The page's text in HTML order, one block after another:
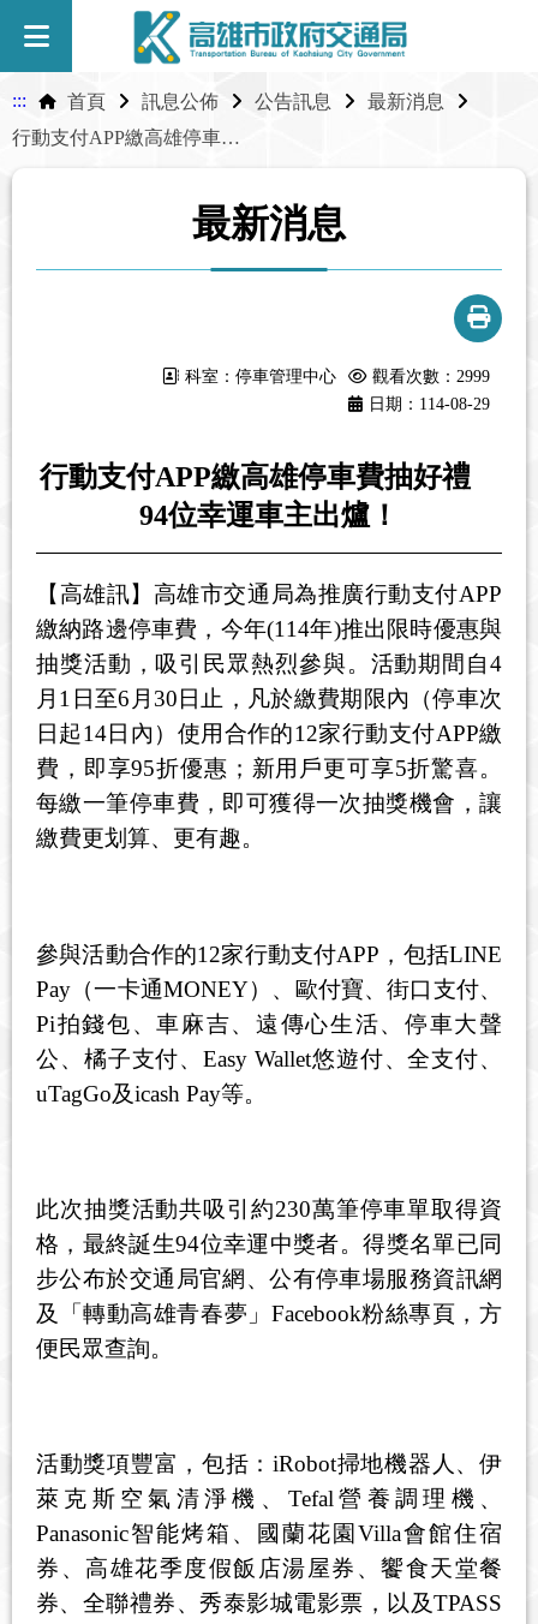
::: 首頁 訊息公佈 公告訊息
最新消息
行動支付APP繳高雄停車費抽好禮 94位幸運車主出爐！
最新消息
觀看次數：2999
科室：停車管理中心
日期：114-08-29
行動支付APP繳高雄停車費抽好禮
94位幸運車主出爐！
【高雄訊】高雄市交通局為推廣行動支付APP
繳納路邊停車費，今年(114年)推出限時優惠與
抽獎活動，吸引民眾熱烈參與。活動期間自4
月 1 日至6 月 30 日止，凡於繳費期限內（停車次
日起14日內）使用合作的12家行動支付APP繳
費，即享95折優惠；新用戶更可享5折驚喜。
每繳一筆停車費，即可獲得一次抽獎機會，讓
繳費更划算、更有趣。
參與活動合作的12家行動支付APP ，包括LINE
Pay （一卡通MONEY）、歐付寶、街口支付、
Pi拍錢包、車麻吉、遠傳心生活、停車大聲
公、橘子支付、Easy Wallet悠遊付、全支付、
uTagGo及icash Pay等。
此次抽獎活動共吸引約230萬筆停車單取得資
格，最終誕生94位幸運中獎者。得獎名單已同
步公布於交通局官網、公有停車場服務資訊網
及「轉動高雄青春夢」 Facebook粉絲專頁，方
便民眾查詢。
活動獎項豐富，包括：iRobot掃地機器人、伊
萊克斯空氣清淨機、 Tefal營養調理機、
Panasonic智能烤箱、國蘭花園 Villa會館住宿
券、高雄花季度假飯店湯屋券、饗食天堂餐
券、全聯禮券、秀泰影城電影票，以及TPASS